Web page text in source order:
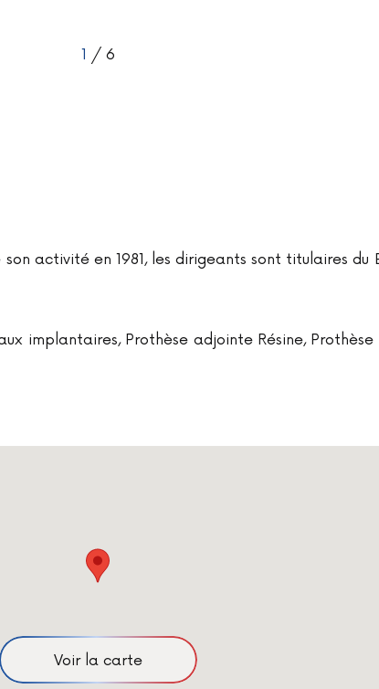
1 / 6
activité en 1981, les dirigeants sont titulaires du
implantaires, Prothèse adjointe Résine,
Voir la carte